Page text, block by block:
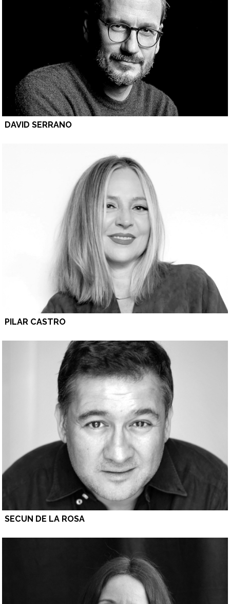
DAVID SERRANO
PILAR CASTRO
SECUN DE LA ROSA